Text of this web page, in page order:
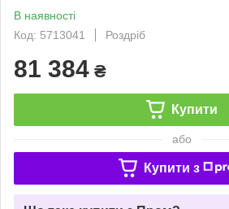
В наявності
Код: 5713041
Роздріб
81 384 ₴
Купити
або
Купити з